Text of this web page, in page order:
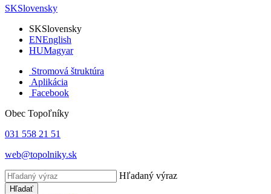
SKSlovensky
SKSlovensky
ENEnglish
HUMagyar
Stromová štruktúra
Aplikácia
Facebook
Obec Topoľníky
031 558 21 51
web@topolniky.sk
Hľadaný výraz
Hľadať